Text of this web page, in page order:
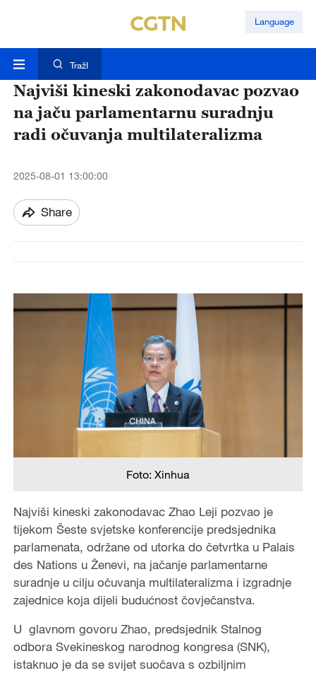
Language
TražI
Najviši kineski zakonodavac pozvao
na jaču parlamentarnu suradnju
radi očuvanja multilateralizma
2025-08-01 13:00:00
Share
Foto: Xinhua
Najviši kineski zakonodavac Zhao Leji pozvao je
tijekom Šeste svjetske konferencije predsjednika
parlamenata, održane od utorka do četvrtka u Palais
des Nations u Ženevi, na jačanje parlamentarne
suradnje u cilju očuvanja multilateralizma i izgradnje
zajednice koja dijeli budućnost čovječanstva.
U glavnom govoru Zhao, predsjednik Stalnog
odbora Svekineskog narodnog kongresa (SNK),
istaknuo je da se svijet suočava s ozbiljnim